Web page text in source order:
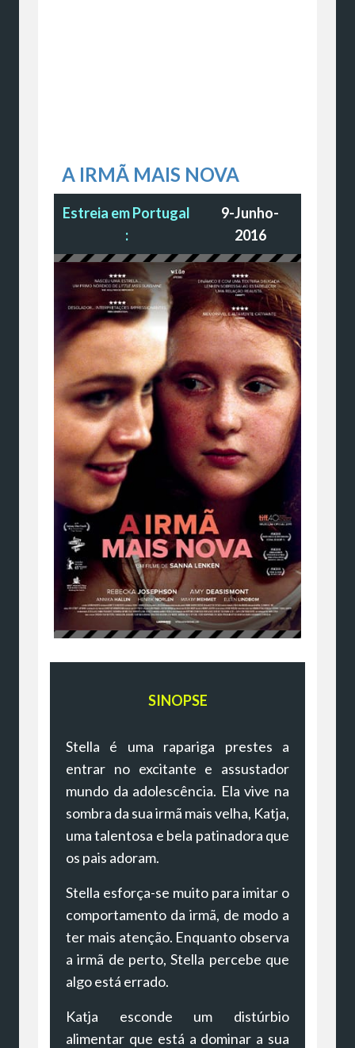
A IRMÃ MAIS NOVA
Estreia em Portugal
:
9-Junho-
2016
SINOPSE
Stella é uma rapariga prestes a
entrar no excitante e assustador
mundo da adolescência. Ela vive na
sombra da sua irmã mais velha, Katja,
uma talentosa e bela patinadora que
os pais adoram.
Stella esforça-se muito para imitar o
comportamento da irmã, de modo a
ter mais atenção. Enquanto observa
a irmã de perto, Stella percebe que
algo está errado.
Katja esconde um distúrbio
alimentar que está a dominar a sua